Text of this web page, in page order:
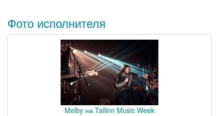
Фото исполнителя
Melby на Tallinn Music Week